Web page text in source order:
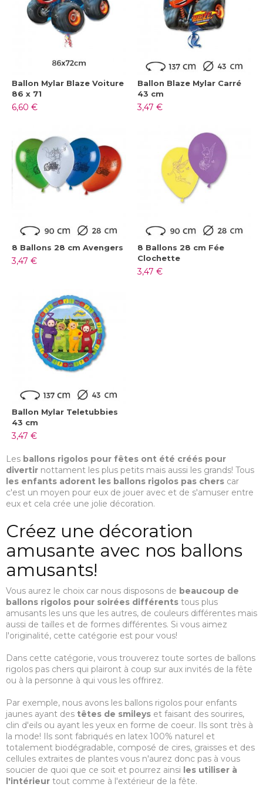
Ballon Mylar Blaze Voiture
86 x 71
6,60 €
Ballon Blaze Mylar Carré
43 cm
3,47 €
8 Ballons 28 cm Avengers
3,47 €
8 Ballons 28 cm Fée
Clochette
3,47 €
Ballon Mylar Teletubbies
43 cm
3,47 €
Les ballons rigolos pour fêtes ont été créés pour
divertir nottament les plus petits mais aussi les grands! Tous
les enfants adorent les ballons rigolos pas chers car
c'est un moyen pour eux de jouer avec et de s'amuser entre
eux et cela crée une jolie décoration.
Créez une décoration
amusante avec nos ballons
amusants!
Vous aurez le choix car nous disposons de beaucoup de
ballons rigolos pour soirées différents tous plus
amusants les uns que les autres, de couleurs différentes mais
aussi de tailles et de formes différentes. Si vous aimez
l'originalité, cette catégorie est pour vous!
Dans cette catégorie, vous trouverez toute sortes de ballons
rigolos pas chers qui plairont à coup sur aux invités de la fête
ou à la personne à qui vous les offrirez.
Par exemple, nous avons les ballons rigolos pour enfants
jaunes ayant des têtes de smileys et faisant des sourires,
clin d'eils ou ayant les yeux en forme de coeur. Ils sont très à
la mode! Ils sont fabriqués en latex 100% naturel et
totalement biodégradable, composé de cires, graisses et des
cellules extraites de plantes vous n'aurez donc pas à vous
soucier de quoi que ce soit et pourrez ainsi les utiliser à
l'intérieur tout comme à l'extérieur de la fête.